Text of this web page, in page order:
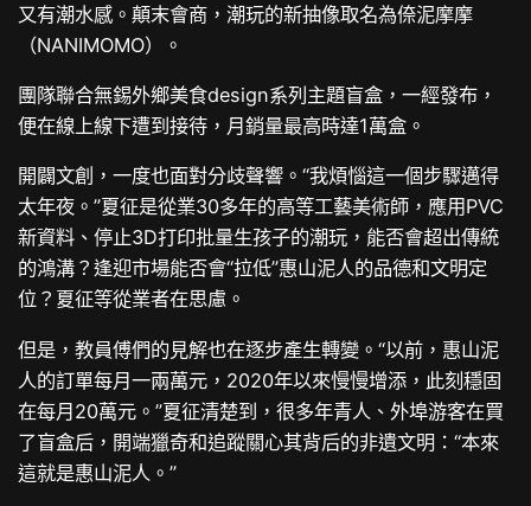
又有潮水感。顛末會商，潮玩的新抽像取名為倷泥摩摩
（NANIMOMO）。
團隊聯合無錫外鄉美食design系列主題盲盒，一經發布，
便在線上線下遭到接待，月銷量最高時達1萬盒。
開闢文創，一度也面對分歧聲響。“我煩惱這一個步驟邁得
太年夜。”夏征是從業30多年的高等工藝美術師，應用PVC
新資料、停止3D打印批量生孩子的潮玩，能否會超出傳統
的鴻溝？逢迎市場能否會“拉低”惠山泥人的品德和文明定
位？夏征等從業者在思慮。
但是，教員傅們的見解也在逐步產生轉變。“以前，惠山泥
人的訂單每月一兩萬元，2020年以來慢慢增添，此刻穩固
在每月20萬元。”夏征清楚到，很多年青人、外埠游客在買
了盲盒后，開端獵奇和追蹤關心其背后的非遺文明：“本來
這就是惠山泥人。”